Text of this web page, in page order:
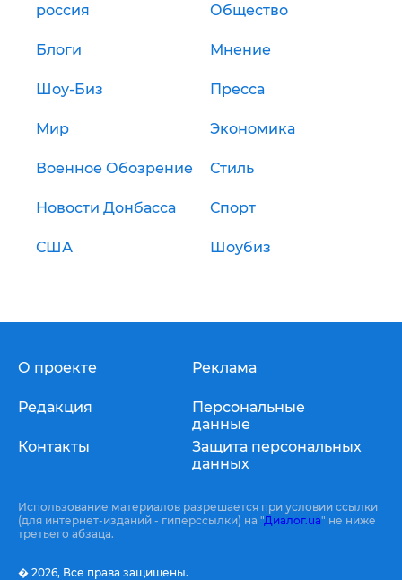
россия Общество
Блоги Мнение
Шоу-Биз Пресса
Мир Экономика
Военное Обозрение Стиль
Новости Донбасса Спорт
США Шоубиз
О проекте
Редакция
Контакты
Реклама
Персональные
данные
Защита персональных
данных
Использование материалов разрешается при условии ссылки
(для интернет-изданий - гиперссылки) на "Диалог.ua" не ниже
третьего абзаца.
� 2026, Все права защищены.